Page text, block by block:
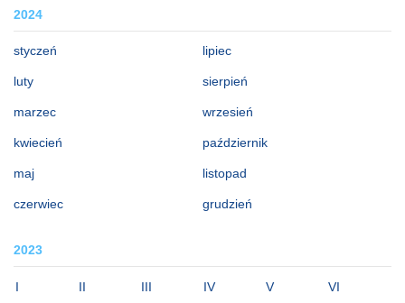
2024
styczeń
luty
marzec
kwiecień
maj
czerwiec
lipiec
sierpień
wrzesień
październik
listopad
grudzień
2023
I II III IV V VI